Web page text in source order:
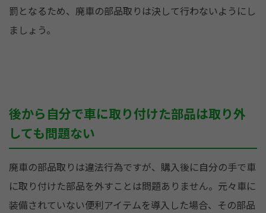
罰となるため、廃車の部品取りは決して行わないようにし
ましょう。
後から自分で車に取り付けた部品は取り外
しても問題ない
廃車の部品取りは違法行為ですが、購入後に自分の手で車
に取り付けた部品を外すことは問題ありません。元々車に
装備されていない便利アイテムを導入した場合、その部品